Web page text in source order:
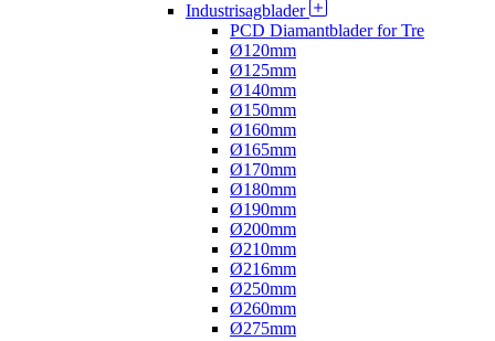
Industrisagblader
PCD Diamantblader for Tre
Ø120mm
Ø125mm
Ø140mm
Ø150mm
Ø160mm
Ø165mm
Ø170mm
Ø180mm
Ø190mm
Ø200mm
Ø210mm
Ø216mm
Ø250mm
Ø260mm
Ø275mm